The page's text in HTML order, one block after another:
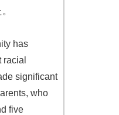
has
significant
who
five